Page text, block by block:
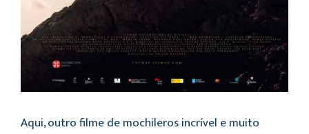
Aqui, outro filme de mochileros incrível e muito